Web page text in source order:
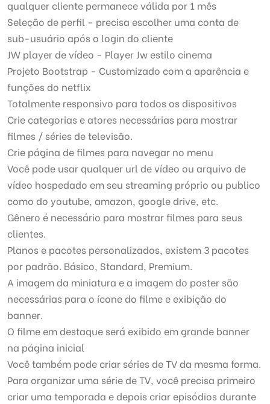
qualquer cliente permanece válida por 1 mês
Seleção de perfil - precisa escolher uma conta de
sub-usuário após o login do cliente
JW player de vídeo - Player Jw estilo cinema
Projeto Bootstrap - Customizado com a aparência e
funções do netflix
Totalmente responsivo para todos os dispositivos
Crie categorias e atores necessárias para mostrar
filmes / séries de televisão.
Crie página de filmes para navegar no menu
Você pode usar qualquer url de vídeo ou arquivo de
vídeo hospedado em seu streaming próprio ou publico
como do youtube, amazon, google drive, etc.
Gênero é necessário para mostrar filmes para seus
clientes.
Planos e pacotes personalizados, existem 3 pacotes
por padrão. Básico, Standard, Premium.
A imagem da miniatura e a imagem do poster são
necessárias para o ícone do filme e exibição do
banner.
O filme em destaque será exibido em grande banner
na página inicial
Você também pode criar séries de TV da mesma forma.
Para organizar uma série de TV, você precisa primeiro
criar uma temporada e depois criar episódios durante